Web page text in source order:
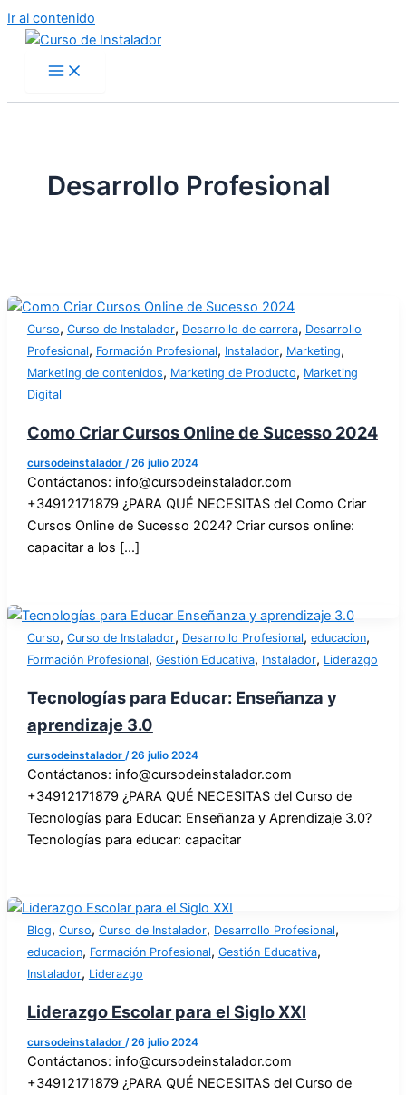
Ir al contenido
Desarrollo Profesional
Curso, Curso de Instalador, Desarrollo de carrera, Desarrollo
Profesional, Formación Profesional, Instalador, Marketing,
Marketing de contenidos, Marketing de Producto, Marketing
Digital
Como Criar Cursos Online de Sucesso 2024
cursodeinstalador /26 julio 2024
Contáctanos: info@cursodeinstalador.com
+34912171879 ¿PARA QUÉ NECESITAS del Como Criar
Cursos Online de Sucesso 2024? Criar cursos online:
capacitar a los [...]
Curso, Curso de Instalador, Desarrollo Profesional, educacion,
Formación Profesional, Gestión Educativa, Instalador, Liderazgo
Tecnologías para Educar: Enseñanza y
aprendizaje 3.0
cursodeinstalador /26 julio 2024
Contáctanos: info@cursodeinstalador.com
+34912171879 ¿PARA QUÉ NECESITAS del Curso de
Tecnologías para Educar: Enseñanza y Aprendizaje 3.0?
Tecnologías para educar: capacitar
Blog, Curso, Curso de Instalador, Desarrollo Profesional,
educacion, Formación Profesional, Gestión Educativa,
Instalador, Liderazgo
Liderazgo Escolar para el Siglo XXI
cursodeinstalador /26 julio 2024
Contáctanos: info@cursodeinstalador.com
+34912171879 ¿PARA QUÉ NECESITAS del Curso de